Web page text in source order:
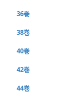
36巻
38巻
40巻
42巻
44巻